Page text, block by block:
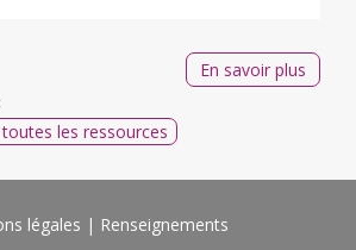
En savoir plus
les ressources
légales Renseignements